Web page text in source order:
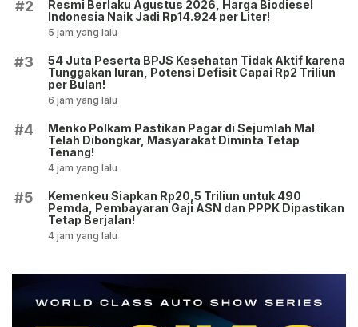
#2
Resmi Berlaku Agustus 2026, Harga Biodiesel
Indonesia Naik Jadi Rp14.924 per Liter!
5 jam yang lalu
#3
54 Juta Peserta BPJS Kesehatan Tidak Aktif karena
Tunggakan Iuran, Potensi Defisit Capai Rp2 Triliun
per Bulan!
6 jam yang lalu
#4
Menko Polkam Pastikan Pagar di Sejumlah Mal
Telah Dibongkar, Masyarakat Diminta Tetap
Tenang!
4 jam yang lalu
#5
Kemenkeu Siapkan Rp20,5 Triliun untuk 490
Pemda, Pembayaran Gaji ASN dan PPPK Dipastikan
Tetap Berjalan!
4 jam yang lalu